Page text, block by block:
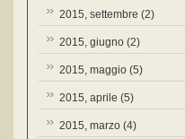
2015, settembre (2)
2015, giugno (2)
2015, maggio (5)
2015, aprile (5)
2015, marzo (4)